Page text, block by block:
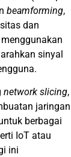
beamforming,
dan
menggunakan
sinyal
.
network slicing,
jaringan
berbagai
IoT atau
ini